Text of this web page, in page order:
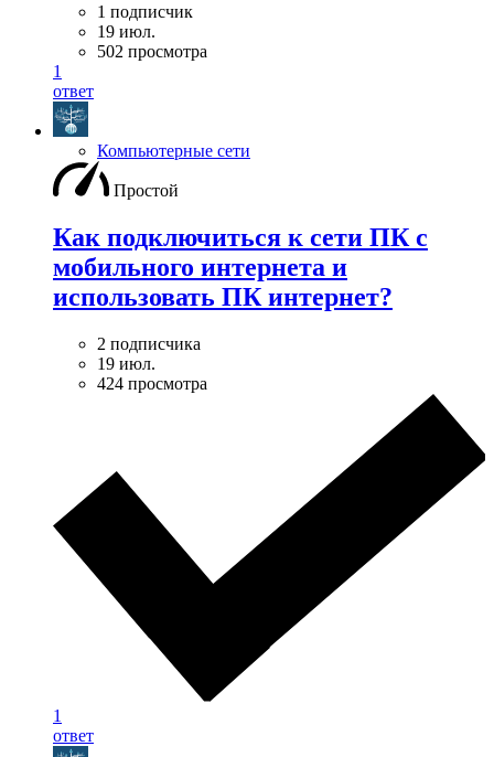
1 подписчик
19 июл.
502 просмотра
1
ответ
Компьютерные сети
Простой
Как подключиться к сети ПК с
мобильного интернета и
использовать ПК интернет?
2 подписчика
19 июл.
424 просмотра
1
ответ